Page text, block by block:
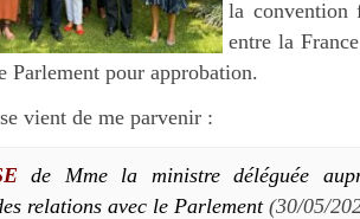
la convention
entre la
Parlement pour approbation.
vient de me parvenir :
de Mme la ministre déléguée
relations avec le Parlement(30/05/